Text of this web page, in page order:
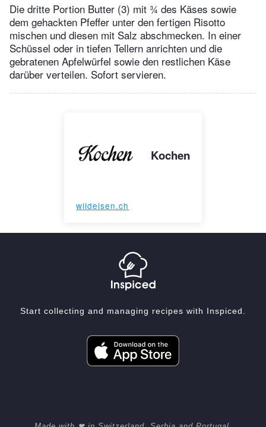
Die dritte Portion Butter (3) mit ¾ des Käses sowie
dem gehackten Pfeffer unter den fertigen Risotto
mischen und diesen mit Salz abschmecken. In einer
Schüssel oder in tiefen Tellern anrichten und die
gebratenen Apfelwürfel sowie den restlichen Käse
darüber verteilen. Sofort servieren.
Kochen
wildeisen.ch
Start collecting and managing recipes with Inspiced.